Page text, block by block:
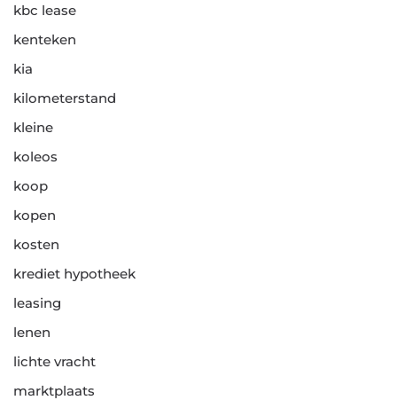
kbc lease
kenteken
kia
kilometerstand
kleine
koleos
koop
kopen
kosten
krediet hypotheek
leasing
lenen
lichte vracht
marktplaats